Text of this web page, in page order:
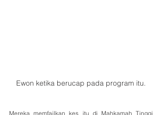
Ewon ketika berucap pada program itu.
Mereka memfailkan kes itu di Mahkamah Tinggi